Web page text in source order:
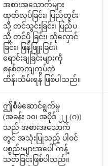
အစားအသောက်များ
ထုတ်လုပ်ခြင်း၊ ပြည်တွင်း
သို့ တင်သွင်းခြင်း၊ ပြည်ပ
သို့ တင်ပို့ ခြင်း၊ သိုလှောင်
ခြင်း၊ ဖြန့်ဖြူးခြင်း၊
ရောင်းချခြင်းများကို
စနစ်တကျကွပ်ကဲ
ထိန်းသိမ်းရန် ဖြစ်ပါသည်။
ဤစီမံဆောင်ရွက်မှု
(အခန်း ၁၀၊ အပိုဒ် ၂၂ (ဂ))
သည် အစားအသောက်
တွင် အသုံးပြုသည့် ပါဝင်
ပစ္စည်းများအပေါ် ကန့်
သတ်ခြင်းဖြစ်ပါသည်။